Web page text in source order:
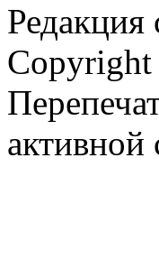
Редакция
активной